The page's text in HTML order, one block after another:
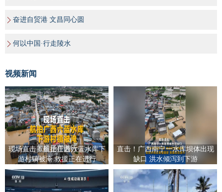
奋进自贸港 文昌同心圆
何以中国·行走陵水
视频新闻
现场直击！航拍广西六蓝水库下
游村镇被淹 救援正在进行
直击！广西南宁一水库坝体出现
缺口 洪水倾泻到下游